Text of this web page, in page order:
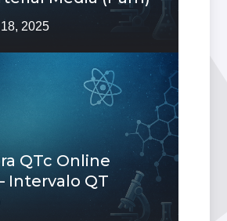
2025
QTc Online
Intervalo QT